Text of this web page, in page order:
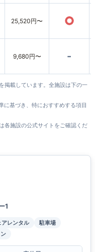
25,520円〜 ○
9,680円〜 -
掲載しています。全施設は下の一
基づき、特におすすめする項目
各施設の公式サイトをご確認くだ
1
アレンタル
駐車場